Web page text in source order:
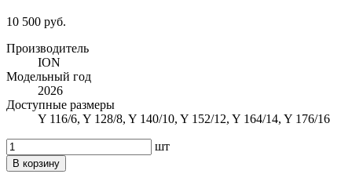
10 500 руб.
Производитель
ION
Модельный год
2026
Доступные размеры
Y 116/6, Y 128/8, Y 140/10, Y 152/12, Y 164/14, Y 176/16
шт
В корзину